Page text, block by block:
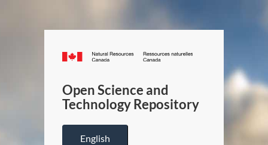
Canada.ca
/
Canada
Open Science and
Technology Repository
English